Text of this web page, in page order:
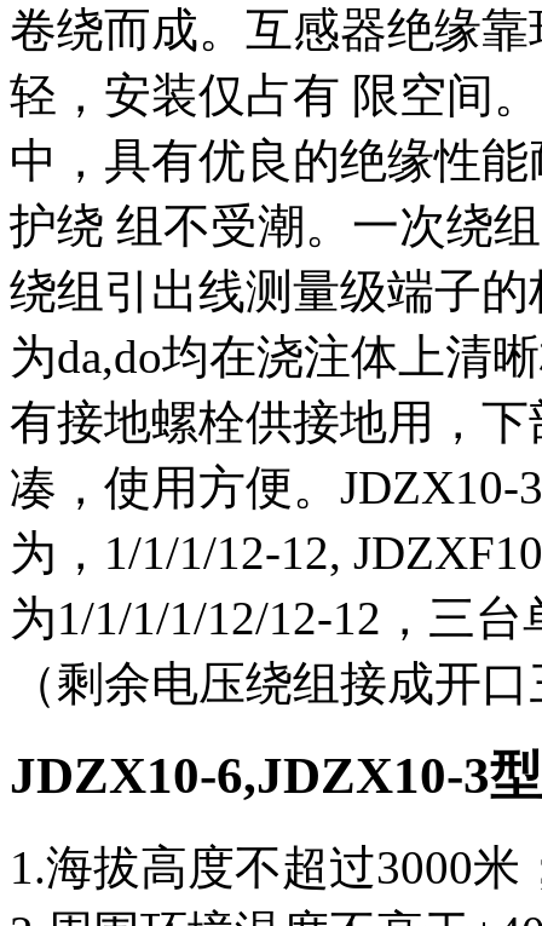
卷绕而成。互感器绝缘
轻，安装仅占有 限空间
中，具有优良的绝缘性
护绕 组不受潮。一次绕
绕组引出线测量级端子
为da,do均在浇注体上清
有接地螺栓供接地用，
凑，使用方便。JDZX10-
为，1/1/1/12-12,
为1/1/1/1/12/12-12，三
（剩余电压绕组接成开
JDZX10-6,JDZX10-3
1.海拔高度不超过3000米